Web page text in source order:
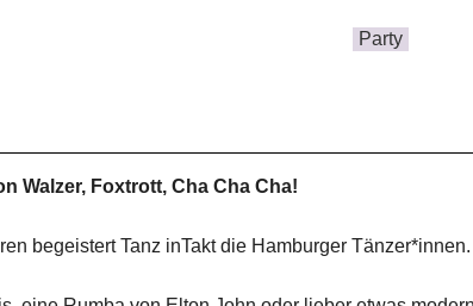
Party
Walzer, Foxtrott, Cha Cha Cha!
begeistert Tanz inTakt die Hamburger